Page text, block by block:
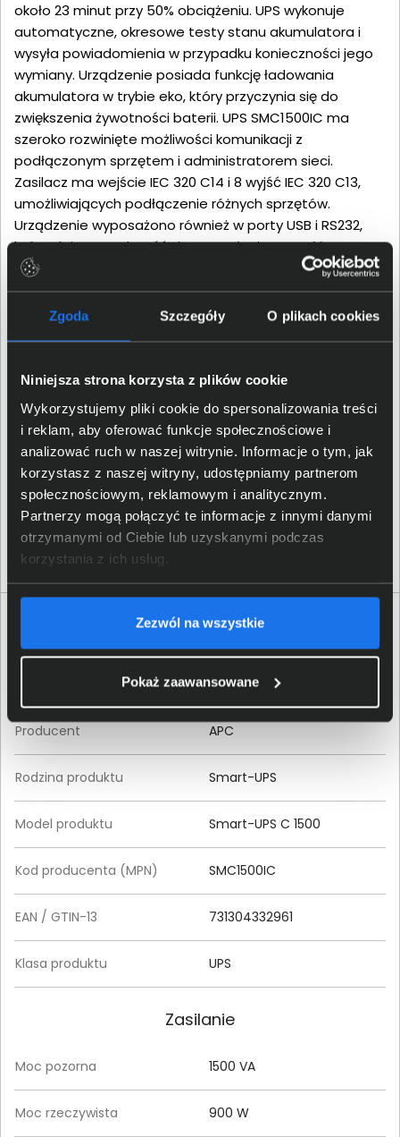
Zgoda Szczegóły O plikach cookies
Niniejsza strona korzysta z plików cookie
Wykorzystujemy pliki cookie do spersonalizowania treści
i reklam, aby oferować funkcje społecznościowe i
analizować ruch w naszej witrynie. Informacje o tym, jak
korzystasz z naszej witryny, udostępniamy partnerom
społecznościowym, reklamowym i analitycznym.
Partnerzy mogą połączyć te informacje z innymi danymi
otrzymanymi od Ciebie lub uzyskanymi podczas
korzystania z ich usług.
Zezwól na wszystkie
Pokaż zaawansowane
około 23 minut przy 50% obciążeniu. UPS wykonuje
automatyczne, okresowe testy stanu akumulatora i
wysyła powiadomienia w przypadku konieczności jego
wymiany. Urządzenie posiada funkcję ładowania
akumulatora w trybie eko, który przyczynia się do
zwiększenia żywotności baterii. UPS SMC1500IC ma
szeroko rozwinięte możliwości komunikacji z
podłączonym sprzętem i administratorem sieci.
Zasilacz ma wejście IEC 320 C14 i 8 wyjść IEC 320 C13,
umożliwiających podłączenie różnych sprzętów.
Urządzenie wyposażono również w porty USB i RS232,
które dają sposobność do przesyłania sygnałów
sterujących i informacji o stanie zasilania. UPS ma
również czytelny wyświetlacz LCD, który pozwala na
monitorowanie ważnych parametrów pracy i zmianę
Specyfikacja techniczna APC Smart-UPS C
1500 SMC1500IC
Produkt
Producent APC
Rodzina produktu Smart-UPS
Model produktu Smart-UPS C 1500
Kod producenta (MPN) SMC1500IC
EAN / GTIN-13 731304332961
Klasa produktu UPS
Zasilanie
Moc pozorna 1500 VA
Moc rzeczywista 900 W